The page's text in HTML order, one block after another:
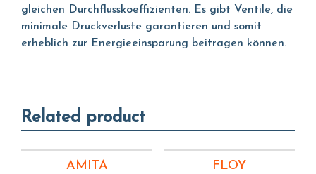
gleichen Durchflusskoeffizienten. Es gibt Ventile, die
minimale Druckverluste garantieren und somit
erheblich zur Energieeinsparung beitragen können.
Related product
AMITA FLOY